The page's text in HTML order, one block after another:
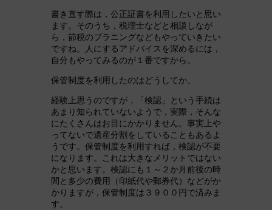
書き直す際は，公正証書を利用したいと思い
ます。そのうち，税理士などと相談しなが
ら，節税のプラニングなどもやっていきたい
ですね。人にするアドバイスを深めるには，
自分もやってみるのが１番ですから。
保管制度を利用したのはどうしてか。
経験上思うのですが，「検認」という手続は
あまり知られていないようで，実際，そんな
にたくさんはお目にかかりません。事実上や
ってないで遺産分割をしていることもあるよ
うです。保管制度を利用すれば，検認が不要
になります。これは大きなメリットではない
かと思います。検認にも１～２か月前後の時
間と多少の費用（印紙代や郵券代）などがか
かりますが，保管制度は３９００円で済みま
す。